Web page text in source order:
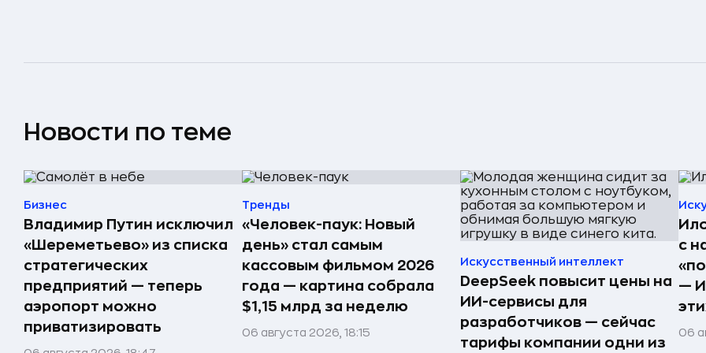
Новости по теме
Бизнес
Владимир Путин исключил
«Шереметьево» из списка
стратегических
предприятий — теперь
аэропорт можно
приватизировать
Тренды
«Человек-паук: Новый
день» стал самым
кассовым фильмом 2026
года — картина собрала
$1,15 млрд за неделю
06 августа 2026, 18:15
Искусственный интеллект
DeepSeek повысит цены на
ИИ-сервисы для
разработчиков — сейчас
тарифы компании одни из
с
—
06